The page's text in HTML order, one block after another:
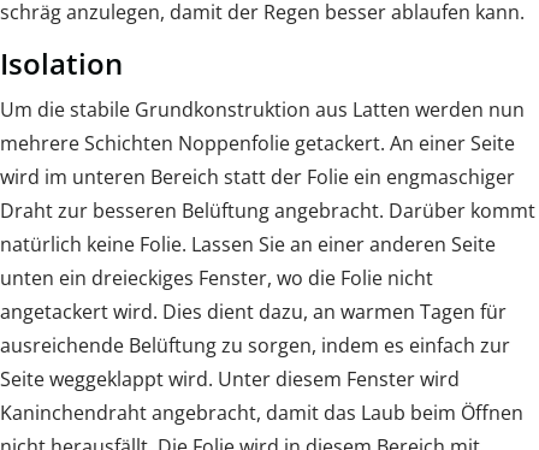
schräg anzulegen, damit der Regen besser ablaufen kann.
Isolation
Um die stabile Grundkonstruktion aus Latten werden nun
mehrere Schichten Noppenfolie getackert. An einer Seite
wird im unteren Bereich statt der Folie ein engmaschiger
Draht zur besseren Belüftung angebracht. Darüber kommt
natürlich keine Folie. Lassen Sie an einer anderen Seite
unten ein dreieckiges Fenster, wo die Folie nicht
angetackert wird. Dies dient dazu, an warmen Tagen für
ausreichende Belüftung zu sorgen, indem es einfach zur
Seite weggeklappt wird. Unter diesem Fenster wird
Kaninchendraht angebracht, damit das Laub beim Öffnen